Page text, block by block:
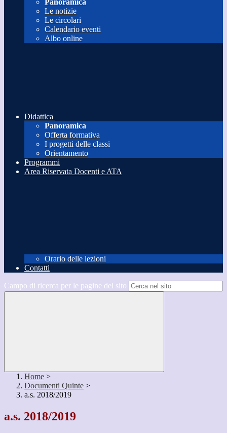
Panoramica
Le notizie
Le circolari
Calendario eventi
Albo online
Didattica
Panoramica
Offerta formativa
I progetti delle classi
Orientamento
Programmi
Area Riservata Docenti e ATA
Orario delle lezioni
Contatti
Campo di ricerca per le pagine del sito
Home >
Documenti Quinte >
a.s. 2018/2019
a.s. 2018/2019